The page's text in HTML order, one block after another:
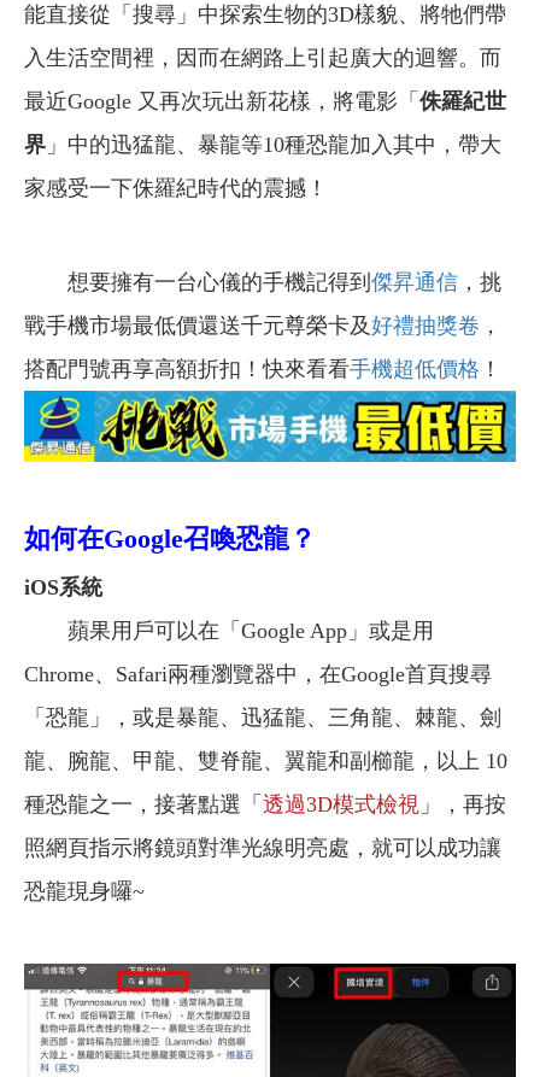
能直接從「搜尋」中探索生物的3D樣貌、將牠們帶
入生活空間裡，因而在網路上引起廣大的迴響。而
最近Google 又再次玩出新花樣，將電影「 侏羅紀世
界 」中的迅猛龍、暴龍等10種恐龍加入其中，帶大
家感受一下侏羅紀時代的震撼！
想要擁有一台心儀的手機記得到 傑昇通信 ，挑
戰手機市場最低價還送千元尊榮卡及好禮抽獎卷 ，
搭配門號再享高額折扣！快來看看手機超低價格 ！
如何在Google召喚恐龍？
iOS系統
蘋果用戶可以在「Google App」或是用
Chrome、Safari兩種瀏覽器中，在Google首頁搜尋
「恐龍」，或是暴龍、迅猛龍、三角龍、棘龍、劍
龍、腕龍、甲龍、雙脊龍、翼龍和副櫛龍，以上 10
種恐龍之一，接著點選「 透過3D模式檢視 」，再按
照網頁指示將鏡頭對準光線明亮處，就可以成功讓
恐龍現身囉~